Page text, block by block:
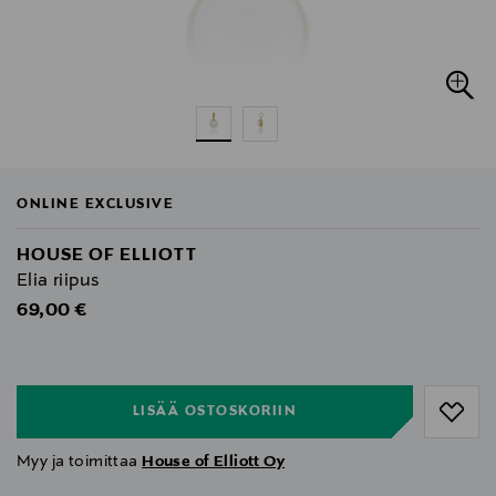
ONLINE EXCLUSIVE
HOUSE OF ELLIOTT
Elia riipus
Original Price
69,00 €
LISÄÄ OSTOSKORIIN
Myy ja toimittaa House of Elliott Oy